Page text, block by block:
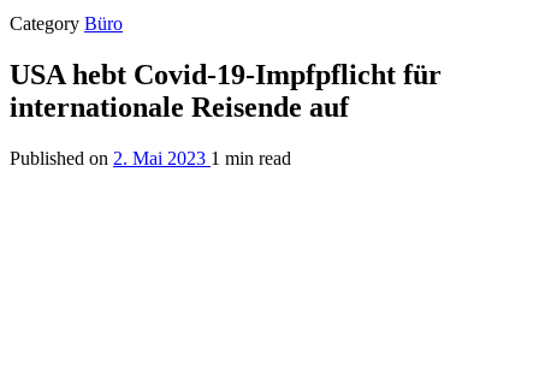
Category Büro
USA hebt Covid-19-Impfpflicht für
internationale Reisende auf
Published on 2. Mai 2023 1 min read